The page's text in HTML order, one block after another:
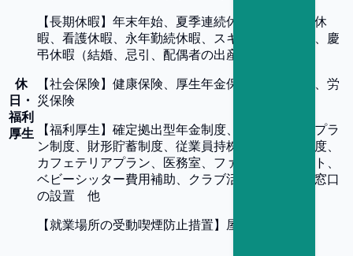
休
日・
福利
厚生
【長期休暇 】 年末年始、夏季連続休暇、ストック休
暇、看護休暇、永年勤続休暇、スキルアップ休暇、慶
弔休暇（結婚、忌引、配偶者の出産） 他
【社会保険 】 健康保険、厚生年金保険、雇用保険、労
災保険
【福利厚生 】 確定拠出型年金制度、選択制ライフプラ
ン制度、財形貯蓄制度、従業員持株会、退職金制度、
カフェテリアプラン、医務室、ファミリーイベント、
ベビーシッター費用補助、クラブ活動、各種相談窓口
の設置 他
【 就業場所の受動喫煙防止措置 】 屋内全面禁煙